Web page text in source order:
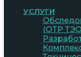
УСЛУГИ
(ОТР